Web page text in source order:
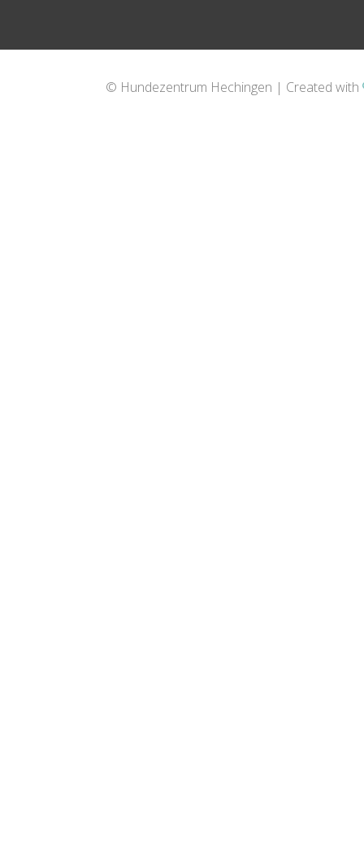
© Hundezentrum Hechingen | Created with